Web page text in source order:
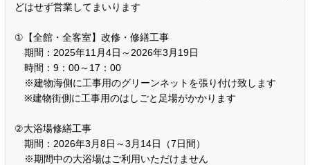
どはせず営業してまいります
①【全館・全客室】改修・修繕工事
期間：2025年11月4日～2026年3月19日
時間：9：00～17：00
※建物海側に工事用のグリーンネットを張り付け致します
※建物街側に工事用のはしごと足場がかかります
②大浴場修繕工事
期間：2026年3月8日～3月14日（7日間）
※期間中の大浴場はご利用いただけません